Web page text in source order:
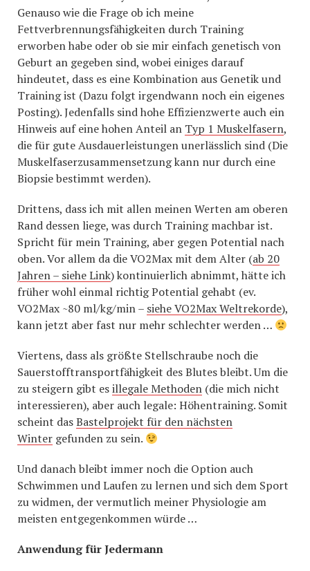
Genauso wie die Frage ob ich meine
Fettverbrennungsfähigkeiten durch Training
erworben habe oder ob sie mir einfach genetisch von
Geburt an gegeben sind, wobei einiges darauf
hindeutet, dass es eine Kombination aus Genetik und
Training ist (Dazu folgt irgendwann noch ein eigenes
Posting). Jedenfalls sind hohe Effizienzwerte auch ein
Hinweis auf eine hohen Anteil an Typ 1 Muskelfasern,
die für gute Ausdauerleistungen unerlässlich sind (Die
Muskelfaserzusammensetzung kann nur durch eine
Biopsie bestimmt werden).
Drittens, dass ich mit allen meinen Werten am oberen
Rand dessen liege, was durch Training machbar ist.
Spricht für mein Training, aber gegen Potential nach
oben. Vor allem da die VO2Max mit dem Alter (ab 20
Jahren – siehe Link) kontinuierlich abnimmt, hätte ich
früher wohl einmal richtig Potential gehabt (ev.
VO2Max ~80 ml/kg/min – siehe VO2Max Weltrekorde),
kann jetzt aber fast nur mehr schlechter werden …
Viertens, dass als größte Stellschraube noch die
Sauerstofftransportfähigkeit des Blutes bleibt. Um die
zu steigern gibt esillegale Methoden (die mich nicht
interessieren), aber auch legale: Höhentraining. Somit
scheint dasBastelprojekt für den nächsten
Winter gefunden zu sein.
Und danach bleibt immer noch die Option auch
Schwimmen und Laufen zu lernen und sich dem Sport
zu widmen, der vermutlich meiner Physiologie am
meisten entgegenkommen würde …
Anwendung für Jedermann